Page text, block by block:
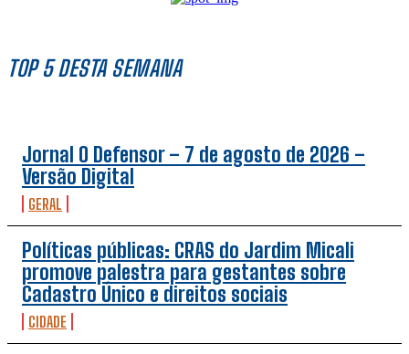
TOP 5 DESTA SEMANA
Jornal O Defensor – 7 de agosto de 2026 –
Versão Digital
GERAL
Políticas públicas: CRAS do Jardim Micali
promove palestra para gestantes sobre
Cadastro Único e direitos sociais
CIDADE